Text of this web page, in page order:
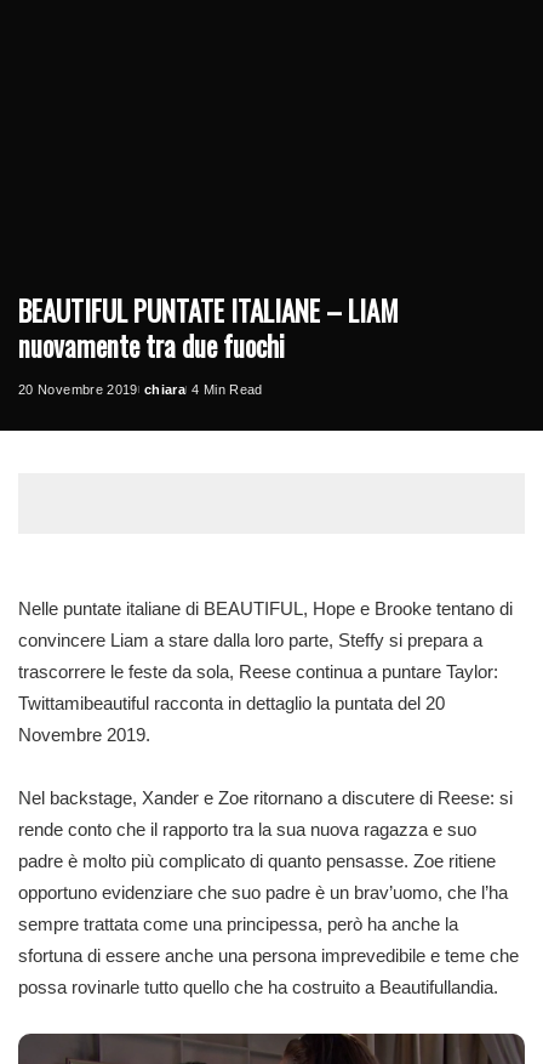
BEAUTIFUL PUNTATE ITALIANE – LIAM
nuovamente tra due fuochi
20 Novembre 2019
Posted
chiara 4 Min Read
Nelle puntate italiane di BEAUTIFUL, Hope e Brooke tentano di
convincere Liam a stare dalla loro parte, Steffy si prepara a
trascorrere le feste da sola, Reese continua a puntare Taylor:
Twittamibeautiful racconta in dettaglio la puntata del 20
Novembre 2019.
Nel backstage, Xander e Zoe ritornano a discutere di Reese: si
rende conto che il rapporto tra la sua nuova ragazza e suo
padre è molto più complicato di quanto pensasse. Zoe ritiene
opportuno evidenziare che suo padre è un brav’uomo, che l’ha
sempre trattata come una principessa, però ha anche la
sfortuna di essere anche una persona imprevedibile e teme che
possa rovinarle tutto quello che ha costruito a Beautifullandia.